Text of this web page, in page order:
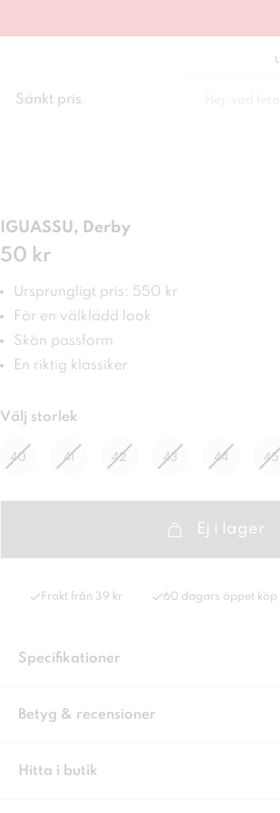
Sänkt pris
IGUASSU, Derby
Pris :50 kr
50 kr
Ursprungligt pris: 550 kr
För en välklädd look
Skön passform
En riktig klassiker
Välj storlek
40 41 42 43 44 45
Ej i lager
Frakt från 39 kr 60 dagars öppet köp
Specifikationer
Betyg & recensioner
Hitta i butik